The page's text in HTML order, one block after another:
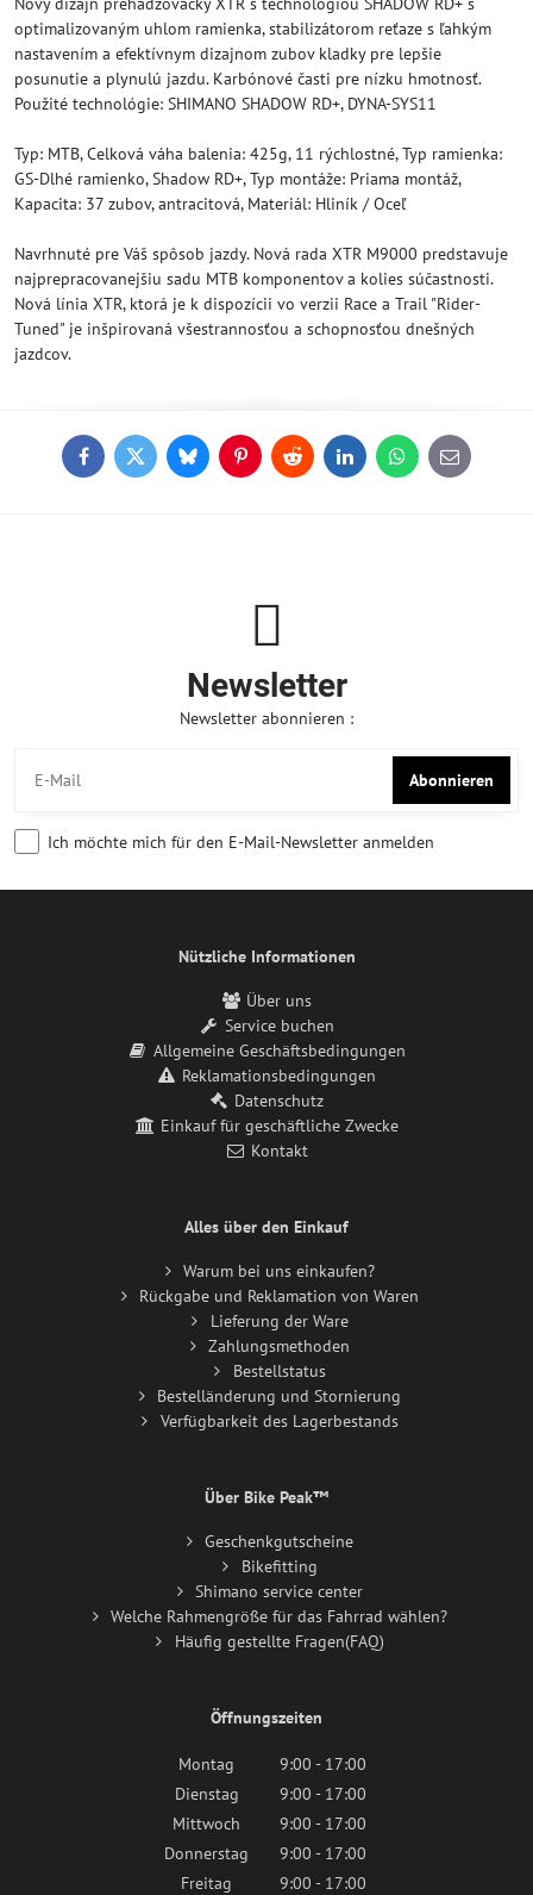
optimalizovaným uhlom ramienka, stabilizátorom reťaze s ľahkým
nastavením a efektívnym dizajnom zubov kladky pre lepšie
posunutie a plynulú jazdu. Karbónové časti pre nízku hmotnosť.
Použité technológie: SHIMANO SHADOW RD+, DYNA-SYS11
Typ: MTB, Celková váha balenia: 425g, 11 rýchlostné, Typ ramienka:
GS-Dlhé ramienko, Shadow RD+, Typ montáže: Priama montáž,
Kapacita: 37 zubov, antracitová, Materiál: Hliník / Oceľ
Navrhnuté pre Váš spôsob jazdy. Nová rada XTR M9000 predstavuje
najprepracovanejšiu sadu MTB komponentov a kolies súčastnosti.
Nová línia XTR, ktorá je k dispozícii vo verzii Race a Trail "Rider-
Tuned" je inšpirovaná všestrannosťou a schopnosťou dnešných
jazdcov.
FacebookTwitterBlueskyPinterestReddit LinkedInWhatsApp
E-
mail
Newsletter
Newsletter abonnieren :
Abonnieren
Ich möchte mich für den E-Mail-Newsletter anmelden
Nützliche Informationen
Über uns
Service buchen
Allgemeine Geschäftsbedingungen
Reklamationsbedingungen
Datenschutz
Einkauf für geschäftliche Zwecke
Kontakt
Alles über den Einkauf
Warum bei uns einkaufen?
Rückgabe und Reklamation von Waren
Lieferung der Ware
Zahlungsmethoden
Bestellstatus
Bestelländerung und Stornierung
Verfügbarkeit des Lagerbestands
Über Bike Peak™
Geschenkgutscheine
Bikefitting
Shimano service center
Welche Rahmengröße für das Fahrrad wählen?
Häufig gestellte Fragen(FAQ)
Öffnungszeiten
Montag
9:00 - 17:00
Dienstag
9:00 - 17:00
Mittwoch
9:00 - 17:00
Donnerstag
9:00 - 17:00
Freitag
9:00 - 17:00